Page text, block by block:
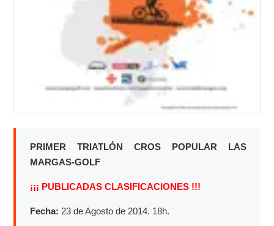
PRIMER TRIATLÓN CROS POPULAR LAS
MARGAS-GOLF
¡¡¡ PUBLICADAS CLASIFICACIONES !!!
Fecha: 23 de Agosto de 2014. 18h.